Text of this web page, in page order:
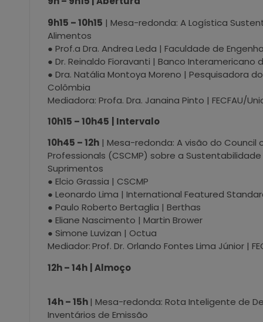
9h15 – 10h15 | Mesa-redonda: A Logística
Alimentos
● Prof.a Dra. Andrea Leda | Faculdade de
● Dr. Reinaldo Fioravanti | Banco Interamericano
● Dra. Natália Montoya Moreno | Pesquisadora
Colômbia
Mediadora: Profa. Dra. Janaina Pinto | FECFAU/
10h15 – 10h45
| Intervalo
10h45 – 12h | Mesa-redonda: A visão do Council
Professionals (CSCMP) sobre a
Suprimentos
● Elcio Grassia | CSCMP
● Leonardo Lima | International Featured
● Paulo Roberto Bertaglia | Berthas
● Eliane Nascimento | Martin Brower
● Simone Luvizan | Octua
Mediador:Prof. Dr. Orlando Fontes Lima Júnior |
12h – 14h | Almoço
14h – 15h| Mesa-redonda: Rota Inteligente de
Inventários de Emissão